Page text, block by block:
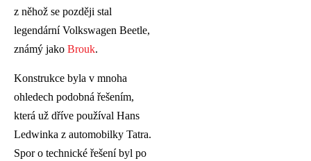
z něhož se později stal
legendární Volkswagen Beetle,
známý jako Brouk.
Konstrukce byla v mnoha
ohledech podobná řešením,
která už dříve používal Hans
Ledwinka z automobilky Tatra.
Spor o technické řešení byl po